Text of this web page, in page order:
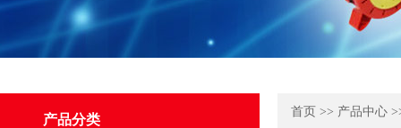
产品分类
首页 >> 产品中心